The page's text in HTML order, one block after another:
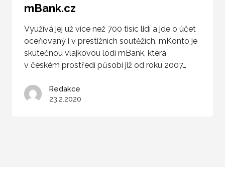
mBank.cz
Využívá jej už více než 700 tisíc lidí a jde o účet
oceňovaný i v prestižních soutěžích. mKonto je
skutečnou vlajkovou lodí mBank, která
v českém prostředí působí již od roku 2007…
Redakce
23.2.2020